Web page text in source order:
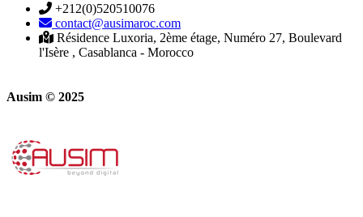
+212(0)520510076
contact@ausimaroc.com
Résidence Luxoria, 2ème étage, Numéro 27, Boulevard
l'Isère , Casablanca - Morocco
Ausim © 2025